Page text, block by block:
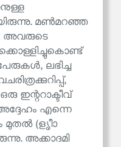
മൺമറഞ്ഞ
അവരുടെ
ലഭിച്ച
ഇന്ററാക്ടീവ്
എന്നെ
മുതൽ (ളൃീാ
അക്കാദമി